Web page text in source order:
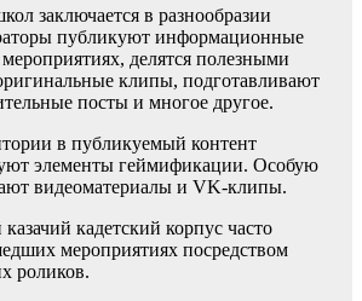
заключается в разнообразии
публикуют информационные
делятся полезными
клипы, подготавливают
посты и многое другое.
в публикуемый контент
элементы геймификации. Особую
видеоматериалы и VK-клипы.
кадетский корпус часто
мероприятиях посредством
роликов.